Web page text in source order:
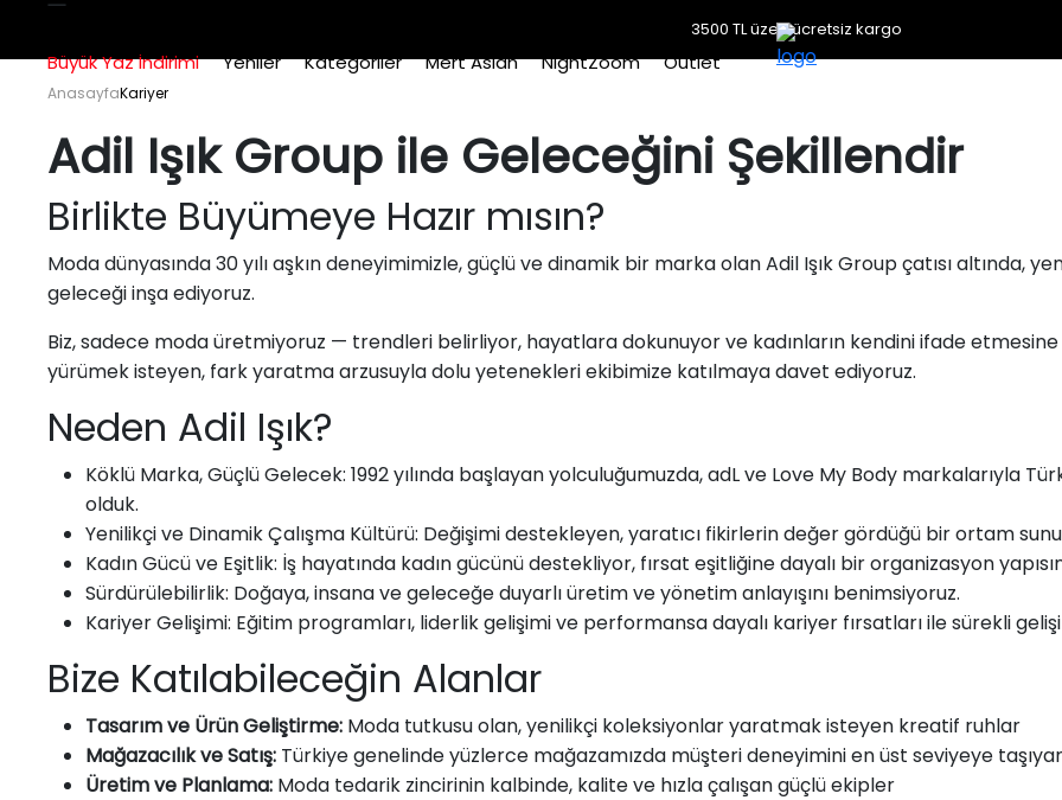
3500 TL üzeri ücretsiz kargo
Büyük Yaz İndirimi Yeniler Kategoriler Mert Aslan NightZoom Outlet
AnasayfaKariyer
Adil Işık Group ile Geleceğini Şekillendir
Birlikte Büyümeye Hazır mısın?
Moda dünyasında 30 yılı aşkın deneyimimizle, güçlü ve dinamik bir marka olan Adil Işık Group çatısı altında,
geleceği inşa ediyoruz.
Biz, sadece moda üretmiyoruz — trendleri belirliyor, hayatlara dokunuyor ve kadınların kendini ifade
yürümek isteyen, fark yaratma arzusuyla dolu yetenekleri ekibimize katılmaya davet ediyoruz.
Neden Adil Işık?
Köklü Marka, Güçlü Gelecek: 1992 yılında başlayan yolculuğumuzda, adL ve Love My Body markalarıyla
olduk.
Yenilikçi ve Dinamik Çalışma Kültürü: Değişimi destekleyen, yaratıcı fikirlerin değer gördüğü bir ortam
Kadın Gücü ve Eşitlik: İş hayatında kadın gücünü destekliyor, fırsat eşitliğine dayalı bir organizasyon
Sürdürülebilirlik: Doğaya, insana ve geleceğe duyarlı üretim ve yönetim anlayışını benimsiyoruz.
Kariyer Gelişimi: Eğitim programları, liderlik gelişimi ve performansa dayalı kariyer fırsatları ile sürekli
Bize Katılabileceğin Alanlar
Tasarım ve Ürün Geliştirme: Moda tutkusu olan, yenilikçi koleksiyonlar yaratmak isteyen kreatif ruhlar
Mağazacılık ve Satış: Türkiye genelinde yüzlerce mağazamızda müşteri deneyimini en üst seviyeye
Üretim ve Planlama: Moda tedarik zincirinin kalbinde, kalite ve hızla çalışan güçlü ekipler